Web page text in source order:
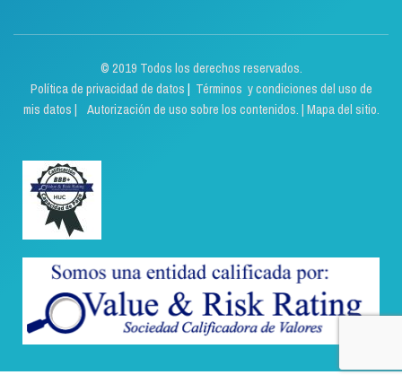
© 2019 Todos los derechos reservados.
Política de privacidad de datos | Términos y condiciones del uso de
mis datos | Autorización de uso sobre los contenidos. | Mapa del sitio.